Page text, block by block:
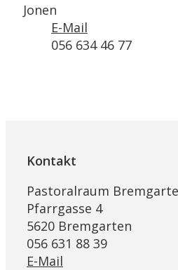
Jonen
E-Mail
056 634 46 77
Kontakt
Pastoralraum
Pfarrgasse 4
5620 Bremgarten
056 631 88 39
E-Mail